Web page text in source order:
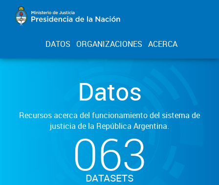
DATOS ORGANIZACIONES ACERCA
Datos
Recursos acerca del funcionamiento del sistema de
justicia de la República Argentina.
063
DATASETS